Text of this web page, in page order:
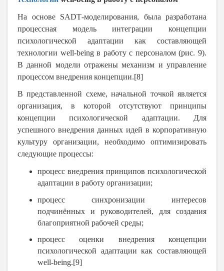
На основе SADT-моделирования, была разработана
процессная модель интеграции концепции
психологической адаптации как составляющей
технологии well-beingв работу с персоналом(рис. 9).
В данной модели отражены механизм и управление
процессом внедрения концепции.[8]
В представленной схеме, начальной точкой является
организация, в которой отсутствуют принципы
концепции психологической адаптации. Для
успешного внедрения данных идей в корпоративную
культуру организации, необходимо оптимизировать
следующие процессы:
процесс внедрения принципов психологической
адаптации в работу организации;
процесс синхронизации интересов
подчинённых и руководителей, для создания
благоприятной рабочей среды;
процесс оценки внедрения концепции
психологической адаптации как составляющей
well-being.[9]